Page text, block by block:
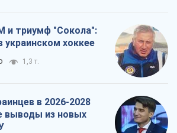
и триумф "Сокола":
украинском хоккее
1,3 т.
в 2026-2028
выводы из новых